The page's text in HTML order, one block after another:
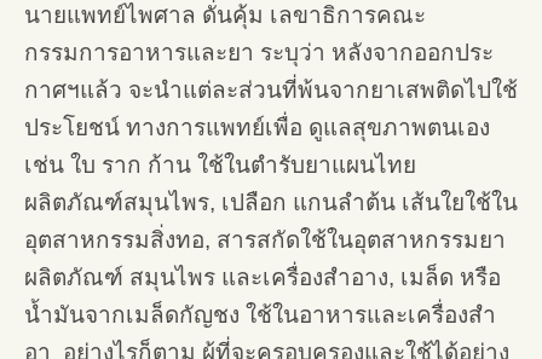
นายแพทย์ไพศาล ดั่นคุ้ม เลขาธิการคณะ
กรรมการอาหารและยา ระบุว่า หลังจากออกประ
กาศฯแล้ว จะนำแต่ละส่วนที่พ้นจากยาเสพติดไปใช้
ประโยชน์ ทางการแพทย์เพื่อ ดูแลสุขภาพตนเอง
เช่น ใบ ราก ก้าน ใช้ในตำรับยาแผนไทย
ผลิตภัณฑ์สมุนไพร, เปลือก แกนลำต้น เส้นใยใช้ใน
อุตสาหกรรมสิ่งทอ, สารสกัดใช้ในอุตสาหกรรมยา
ผลิตภัณฑ์ สมุนไพร และเครื่องสำอาง, เมล็ด หรือ
น้ำมันจากเมล็ดกัญชง ใช้ในอาหารและเครื่องสำ
อา อย่างไรก็ตาม ผู้ที่จะครอบครองและใช้ได้อย่าง